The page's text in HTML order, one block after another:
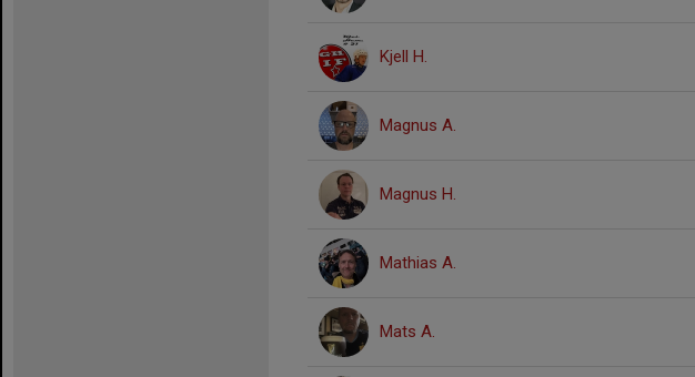
Kjell H.
Magnus A.
Magnus H.
Mathias A.
Mats A.